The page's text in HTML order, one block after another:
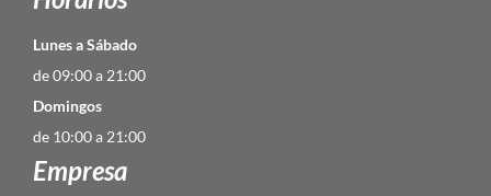
Lunes a Sábado
de 09:00 a 21:00
Domingos
de 10:00 a 21:00
Empresa